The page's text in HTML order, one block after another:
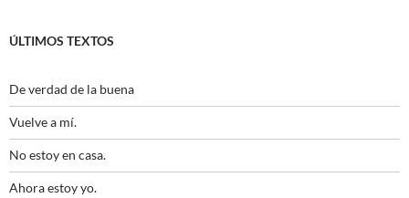
ÚLTIMOS TEXTOS
De verdad de la buena
Vuelve a mí.
No estoy en casa.
Ahora estoy yo.